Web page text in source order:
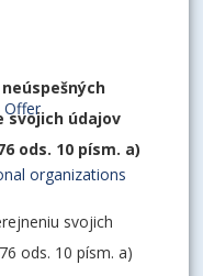
Offer
organizations
svojich údajov
ods. 10 písm. a)
svojich
ods. 10 písm. a)